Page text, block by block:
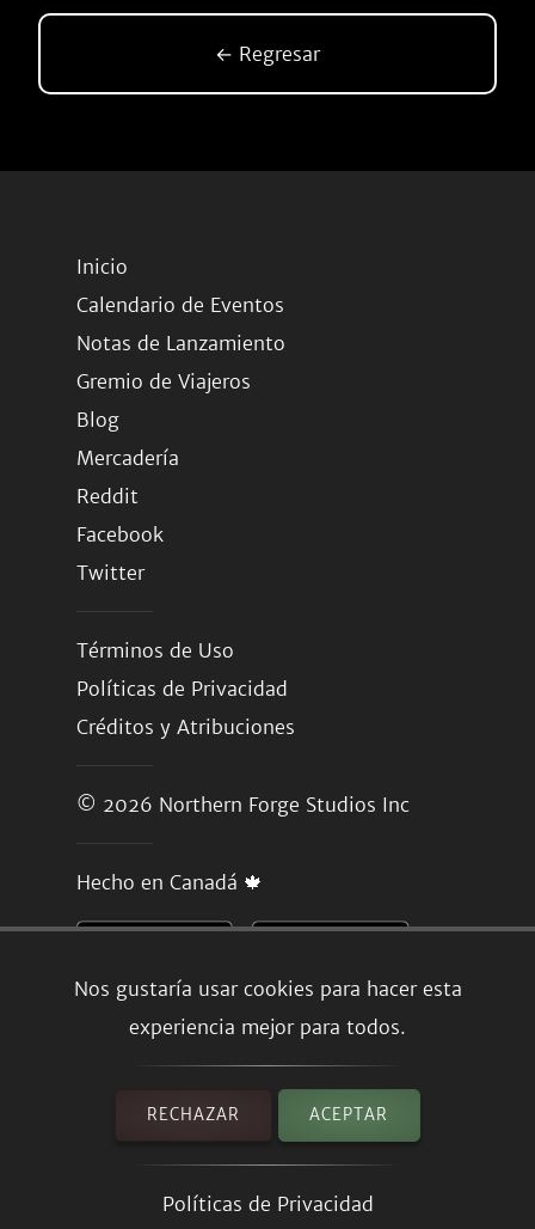
Nos gustaría usar cookies para hacer esta
experiencia mejor para todos.
RECHAZAR ACEPTAR
Políticas de Privacidad
← Regresar
Inicio
Calendario de Eventos
Notas de Lanzamiento
Gremio de Viajeros
Blog
Mercadería
Reddit
Facebook
Twitter
Términos de Uso
Políticas de Privacidad
Créditos y Atribuciones
© 2026 Northern Forge Studios Inc
Hecho en Canadá 🍁